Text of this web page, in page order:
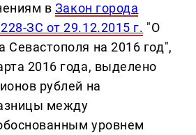
в Закон города
ЗС от 29.12.2015 г. "О
Севастополя на 2016 год",
2016 года, выделено
рублей на
между
уровнем